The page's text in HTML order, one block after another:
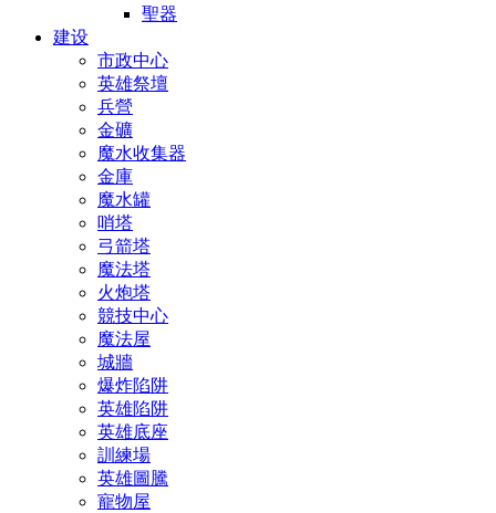
聖器
建设
市政中心
英雄祭壇
兵營
金礦
魔水收集器
金庫
魔水罐
哨塔
弓箭塔
魔法塔
火炮塔
競技中心
魔法屋
城牆
爆炸陷阱
英雄陷阱
英雄底座
訓練場
英雄圖騰
寵物屋